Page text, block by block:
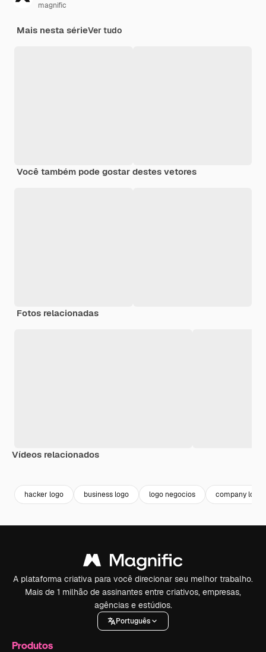
magnific
Mais nesta sérieVer tudo
Você também pode gostar destes vetores
Fotos relacionadas
Vídeos relacionados
hacker logo business logo logo negocios company logo
A plataforma criativa para você direcionar seu melhor trabalho.
Mais de 1 milhão de assinantes entre criativos, empresas,
agências e estúdios.
Português
Produtos